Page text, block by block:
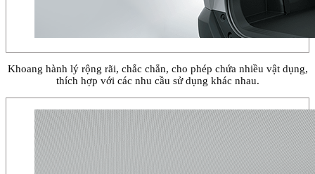
Khoang hành lý rộng rãi, chắc chắn, cho phép chứa nhiều vật dụng,
thích hợp với các nhu cầu sử dụng khác nhau.